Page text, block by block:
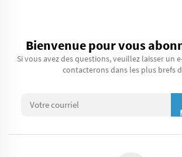
Bienvenue pour vous
Si vous avez des questions, veuillez laisser un
contacterons dans les plus brefs